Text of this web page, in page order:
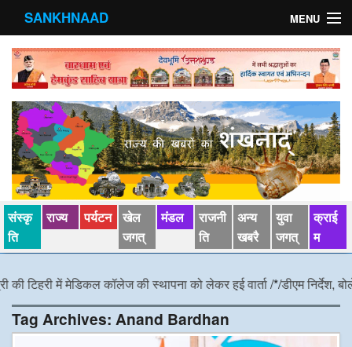
SANKHNAAD MENU
मुख्य पृष्ठ
राज्य
मंडल
संस्कृति
खेल जगत्
पर्यटन
स्वास्‍थ्य
संस्कृ
ति
राज्य पर्यटन खेल
जगत्
मंडल
राजनी
ति
अन्य
खबरै
युवा
जगत्
क्राई
म
में मेडिकल कॉलेज की स्थापना को लेकर हुई वार्ता/*/डीएम निर्देश, बोले कांवड़
Tag Archives: Anand Bardhan